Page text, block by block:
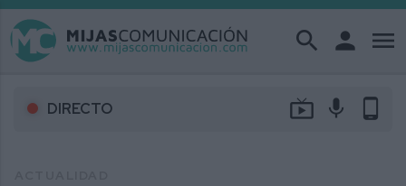
search person menu
DIRECTO live_tv mic phone_android